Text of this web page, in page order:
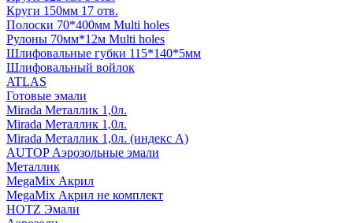
Круги 150мм 17 отв.
Полоски 70*400мм Multi holes
Рулоны 70мм*12м Multi holes
Шлифовальные губки 115*140*5мм
Шлифовальный войлок
ATLAS
Готовые эмали
Mirada Металлик 1,0л.
Mirada Металлик 1,0л.
Mirada Металлик 1,0л. (индекс А)
AUTOP Аэрозольные эмали
Металлик
MegaMix Акрил
MegaMix Акрил не комплект
HOTZ Эмали